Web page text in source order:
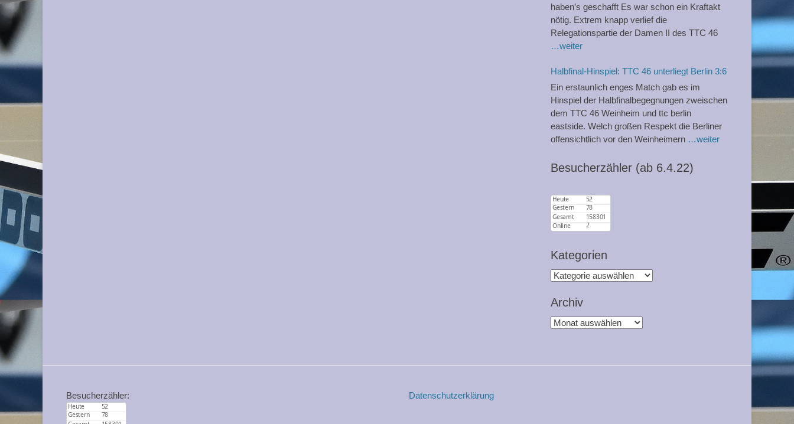
haben’s geschafft Es war schon ein Kraftakt
nötig. Extrem knapp verlief die
Relegationspartie der Damen II des TTC 46
…weiter
Halbfinal-Hinspiel: TTC 46 unterliegt Berlin 3:6
Ein erstaunlich enges Match gab es im
Hinspiel der Halbfinalbegegnungen zweischen
dem TTC 46 Weinheim und ttc berlin
eastside. Welch großen Respekt die Berliner
offensichtlich vor den Weinheimern …weiter
Besucherzähler (ab 6.4.22)
Kategorien
Kategorien
Archiv
Archiv
Besucherzähler: Datenschutzerklärung